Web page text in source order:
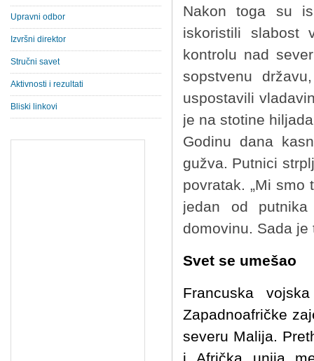
Nakon toga su
iskoristili slabost
kontrolu nad
sopstvenu
uspostavili
je na stotine
Godinu dana
gužva. Putnici
povratak. „Mi
jedan od
domovinu. Sada je
Svet se umešao
Francuska
Zapadnoafričke
severu Malija.
Upravni odbor
Izvršni direktor
Stručni savet
Aktivnosti i rezultati
Bliski linkovi